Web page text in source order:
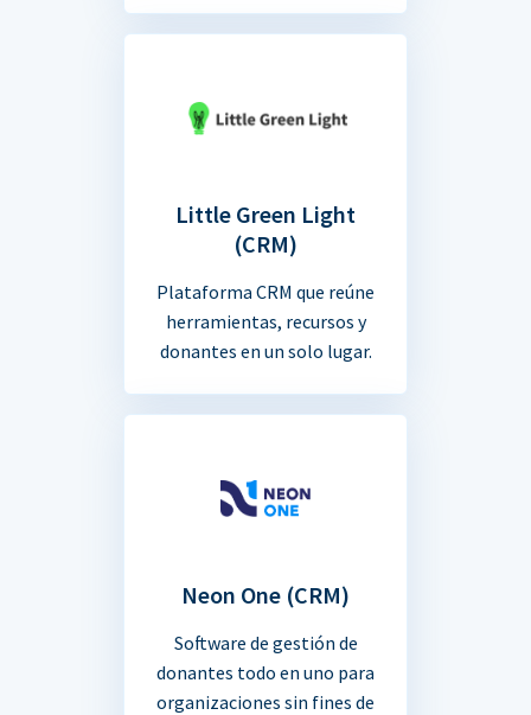
Little Green Light
(CRM)
Plataforma CRM que reúne
herramientas, recursos y
donantes en un solo lugar.
Neon One (CRM)
Software de gestión de
donantes todo en uno para
organizaciones sin fines de